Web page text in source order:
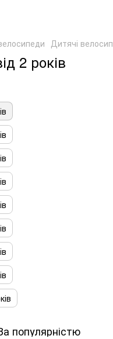
Дитячі
2 років
популярністю